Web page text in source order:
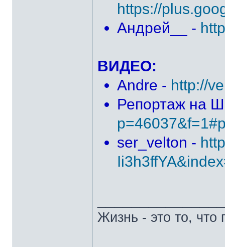
https://
Андрей__ -
ВИДЕО:
Andre - http://
Репортаж на
ser_velton -
Жизнь - это то,